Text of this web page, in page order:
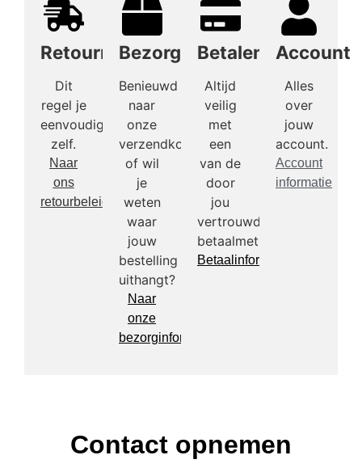
Retourneren
Dit
regel je
eenvoudig
zelf.
Naar
ons
retourbeleid
Bezorgen
Benieuwd
naar
onze
verzendkosten
of wil
je
weten
waar
jouw
bestelling
uithangt?
Naar
onze
bezorginformatie
Betalen
Altijd
veilig
met
een
van de
door
jou
vertrouwde
betaalmethodes.
Betaalinformatie
Account
Alles
over
jouw
account.
Account
informatie
Contact opnemen